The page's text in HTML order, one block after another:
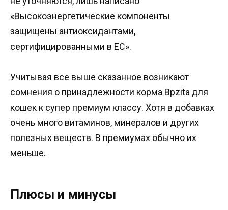
«Высокоэнергетические компоненты
защищены антиоксидантами,
сертифицированными в ЕС».
Учитывая все выше сказанное возникают
сомнения о принадлежности корма Bpzita для
кошек к супер премиум классу. Хотя в добавках
очень много витаминов, минералов и других
полезных веществ. В премиумах обычно их
меньше.
Плюсы и минусы